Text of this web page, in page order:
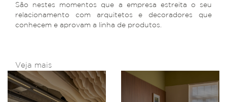
São nestes momentos que a empresa estreita o seu
relacionamento com arquitetos e decoradores que
conhecem e aprovam a linha de produtos.
Veja mais